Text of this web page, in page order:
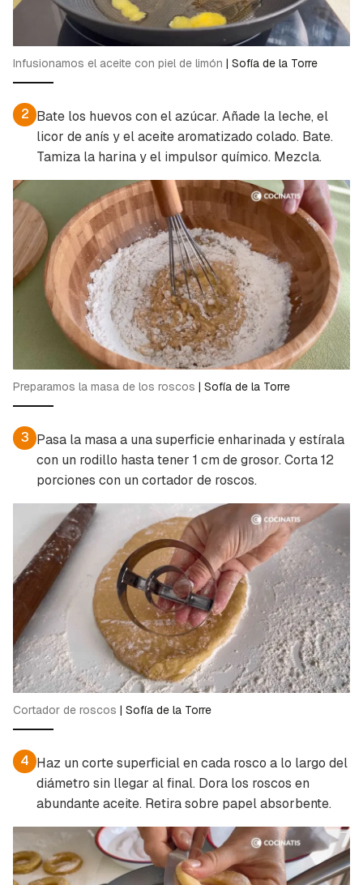
Infusionamos el aceite con piel de limón | Sofía de la Torre
2 Bate los huevos con el azúcar. Añade la leche, el
licor de anís y el aceite aromatizado colado. Bate.
Tamiza la harina y el impulsor químico. Mezcla.
Preparamos la masa de los roscos | Sofía de la Torre
3 Pasa la masa a una superficie enharinada y estírala
con un rodillo hasta tener 1 cm de grosor. Corta 12
porciones con un cortador de roscos.
Cortador de roscos | Sofía de la Torre
4 Haz un corte superficial en cada rosco a lo largo del
diámetro sin llegar al final. Dora los roscos en
abundante aceite. Retira sobre papel absorbente.